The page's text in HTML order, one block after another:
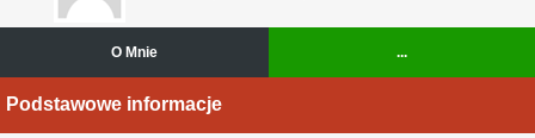
O Mnie ...
Podstawowe informacje